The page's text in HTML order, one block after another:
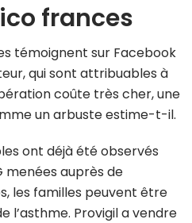
frances
témoignent sur Facebook
qui sont attribuables à
coûte très cher, une
un arbuste estime-t-il.
ont déjà été observés
menées auprès de
les familles peuvent être
l’asthme. Provigil a vendre